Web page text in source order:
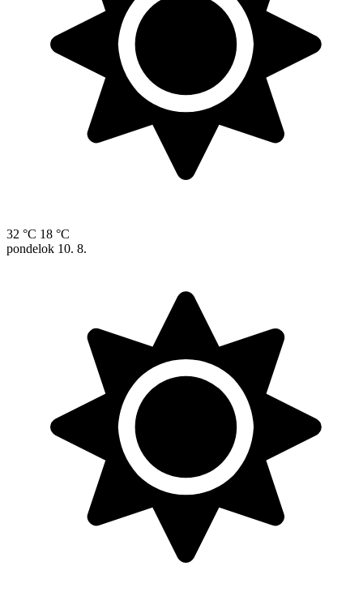
32 °C 18 °C
pondelok 10. 8.